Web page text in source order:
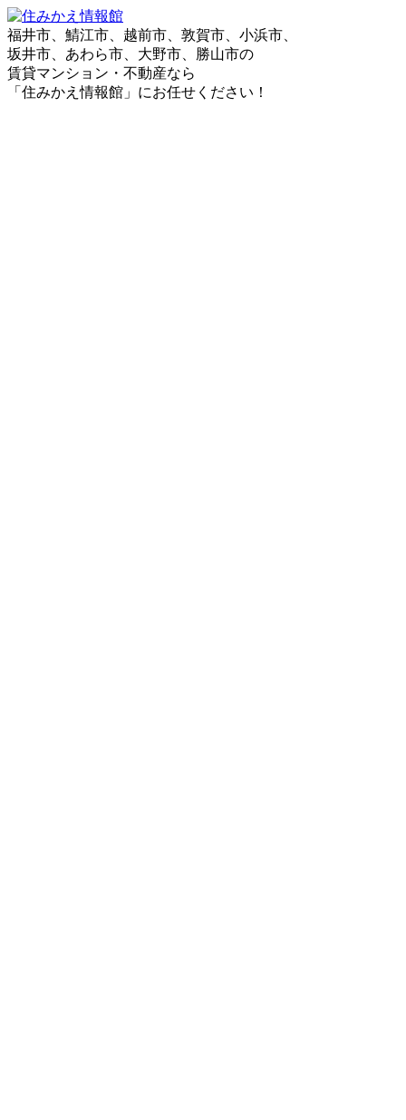
福井市、鯖江市、越前市、敦賀市、小浜市、
坂井市、あわら市、大野市、勝山市の
賃貸マンション・不動産なら
「住みかえ情報館」にお任せください！